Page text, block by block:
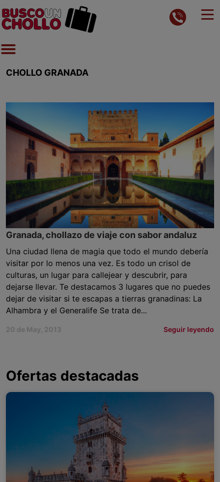
CHOLLO GRANADA
Granada, chollazo de viaje con sabor andaluz
Una ciudad llena de magia que todo el mundo debería
visitar por lo menos una vez. Es todo un crisol de
culturas, un lugar para callejear y descubrir, para
dejarse llevar. Te destacamos 3 lugares que no puedes
dejar de visitar si te escapas a tierras granadinas: La
Alhambra y el Generalife Se trata de...
20 de May, 2013 Seguir leyendo
Ofertas destacadas